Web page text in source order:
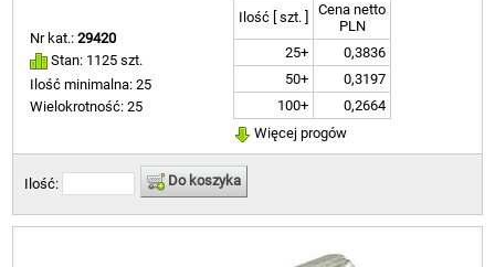
Nr kat.:29420
Stan: 1125 szt.
Ilość minimalna: 25
Wielokrotność: 25
Ilość [ szt. ]
Cena netto
PLN
25+
0,3836
50+
0,3197
100+
0,2664
Więcej progów
Ilość: Do koszyka